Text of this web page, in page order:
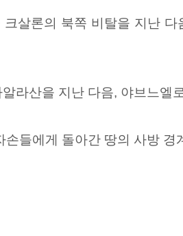
크살론의 북쪽 비탈을 지난
라산을 지난 다음, 야브느엘
들에게 돌아간 땅의 사방 경